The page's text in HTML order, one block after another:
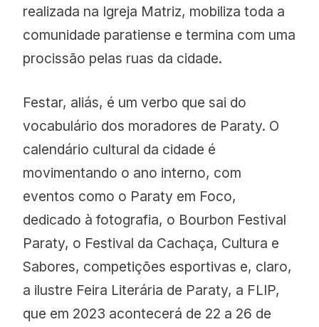
realizada na Igreja Matriz, mobiliza toda a
comunidade paratiense e termina com uma
procissão pelas ruas da cidade.
Festar, aliás, é um verbo que sai do
vocabulário dos moradores de Paraty. O
calendário cultural da cidade é
movimentando o ano interno, com
eventos como o Paraty em Foco,
dedicado à fotografia, o Bourbon Festival
Paraty, o Festival da Cachaça, Cultura e
Sabores, competições esportivas e, claro,
a ilustre Feira Literária de Paraty, a FLIP,
que em 2023 acontecerá de 22 a 26 de